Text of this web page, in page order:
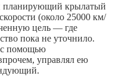
планирующий крылатый
(около 25000 км/
цель — где
пока не уточнило.
с помощью
управлял ею